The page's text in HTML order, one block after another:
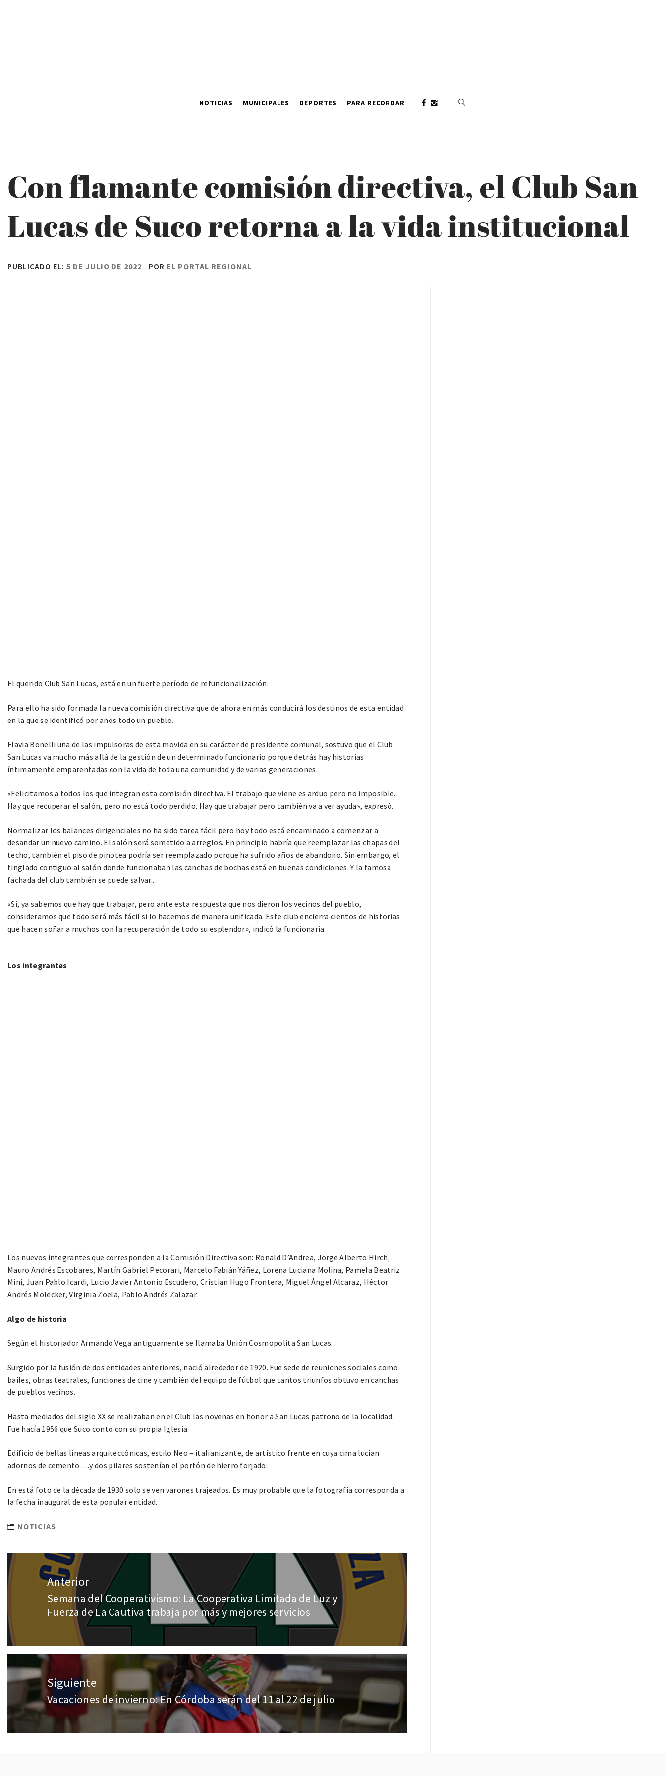
NOTICIAS MUNICIPALES DEPORTES PARA RECORDAR
Con flamante comisión directiva, el Club San
Lucas de Suco retorna a la vida institucional
PUBLICADO EL: 5 DE JULIO DE 2022 POR EL PORTAL REGIONAL
El querido Club San Lucas, está en un fuerte período de refuncionalización.
Para ello ha sido formada la nueva comisión directiva que de ahora en más conducirá los destinos de esta entidad
en la que se identificó por años todo un pueblo.
Flavia Bonelli una de las impulsoras de esta movida en su carácter de presidente comunal, sostuvo que el Club
San Lucas va mucho más allá de la gestión de un determinado funcionario porque detrás hay historias
íntimamente emparentadas con la vida de toda una comunidad y de varias generaciones.
«Felicitamos a todos los que integran esta comisión directiva. El trabajo que viene es arduo pero no imposible.
Hay que recuperar el salón, pero no está todo perdido. Hay que trabajar pero también va a ver ayuda», expresó.
Normalizar los balances dirigenciales no ha sido tarea fácil pero hoy todo está encaminado a comenzar a
desandar un nuevo camino. El salón será sometido a arreglos. En principio habría que reemplazar las chapas del
techo, también el piso de pinotea podría ser reemplazado porque ha sufrido años de abandono. Sin embargo, el
tinglado contiguo al salón donde funcionaban las canchas de bochas está en buenas condiciones. Y la famosa
fachada del club también se puede salvar..
«Si, ya sabemos que hay que trabajar, pero ante esta respuesta que nos dieron los vecinos del pueblo,
consideramos que todo será más fácil si lo hacemos de manera unificada. Este club encierra cientos de historias
que hacen soñar a muchos con la recuperación de todo su esplendor», indicó la funcionaria.
Los integrantes
Los nuevos integrantes que corresponden a la Comisión Directiva son: Ronald D’Andrea, Jorge Alberto Hirch,
Mauro Andrés Escobares, Martín Gabriel Pecorari, Marcelo Fabián Yáñez, Lorena Luciana Molina, Pamela Beatriz
Mini, Juan Pablo Icardi, Lucio Javier Antonio Escudero, Cristian Hugo Frontera, Miguel Ángel Alcaraz, Héctor
Andrés Molecker, Virginia Zoela, Pablo Andrés Zalazar.
Algo de historia
Según el historiador Armando Vega antiguamente se llamaba Unión Cosmopolita San Lucas.
Surgido por la fusión de dos entidades anteriores, nació alrededor de 1920. Fue sede de reuniones sociales como
bailes, obras teatrales, funciones de cine y también del equipo de fútbol que tantos triunfos obtuvo en canchas
de pueblos vecinos.
Hasta mediados del siglo XX se realizaban en el Club las novenas en honor a San Lucas patrono de la localidad.
Fue hacía 1956 que Suco contó con su propia Iglesia.
Edificio de bellas líneas arquitectónicas, estilo Neo – italianizante, de artístico frente en cuya cima lucían
adornos de cemento….y dos pilares sostenían el portón de hierro forjado.
En está foto de la década de 1930 solo se ven varones trajeados. Es muy probable que la fotografía corresponda a
la fecha inaugural de esta popular entidad.
NOTICIAS
Anterior
Semana del Cooperativismo: La Cooperativa Limitada de Luz y
Fuerza de La Cautiva trabaja por más y mejores servicios
Siguiente
Vacaciones de invierno: En Córdoba serán del 11 al 22 de julio